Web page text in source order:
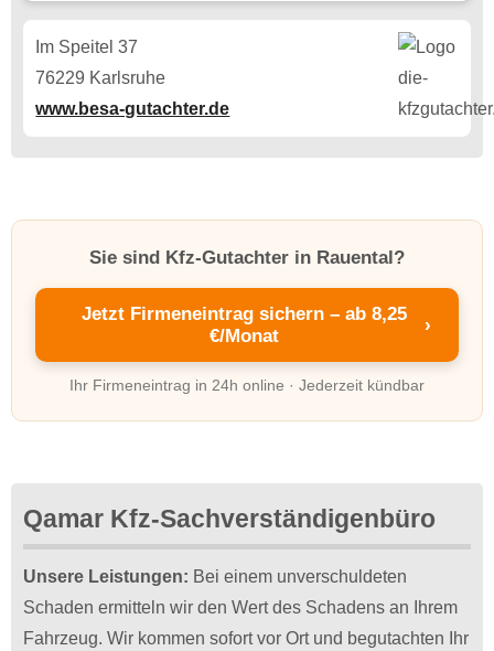
Im Speitel 37
76229 Karlsruhe
www.besa-gutachter.de
Sie sind Kfz-Gutachter in Rauental?
Jetzt Firmeneintrag sichern – ab 8,25
€/Monat
›
Ihr Firmeneintrag in 24h online · Jederzeit kündbar
Qamar Kfz-Sachverständigenbüro
Unsere Leistungen: Bei einem unverschuldeten
Schaden ermitteln wir den Wert des Schadens an Ihrem
Fahrzeug. Wir kommen sofort vor Ort und begutachten Ihr